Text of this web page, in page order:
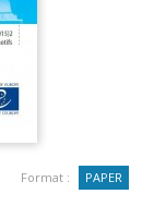
Format : PAPER